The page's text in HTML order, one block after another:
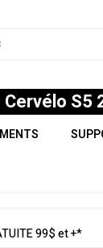
S5
99$ et +*